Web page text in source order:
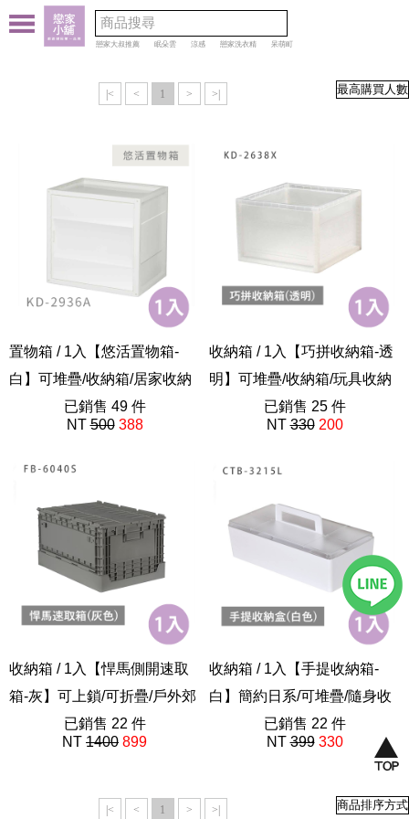
戀家大叔推薦 眠朵雲 涼感 戀家洗衣精 呆萌町
|< < 1 > >|
置物箱 / 1入【悠活置物箱-
白】可堆疊/收納箱/居家收納
KD-2936A
樹德livinbox
已銷售 49 件
NT500 388
收納箱 / 1入【巧拼收納箱-透
明】可堆疊/收納箱/玩具收納
KD-2638X
樹德SHUTER
已銷售 25 件
NT330 200
收納箱 / 1入【悍馬側開速取
箱-灰】可上鎖/可折疊/戶外郊
遊 FB-6040S
樹德SHUTER
已銷售 22 件
NT 1400 899
收納箱 / 1入【手提收納箱-
白】簡約日系/可堆疊/隨身收
納疊 CTB-3215L
樹德SHUTER
已銷售 22 件
NT399 330
|< < 1 > >|